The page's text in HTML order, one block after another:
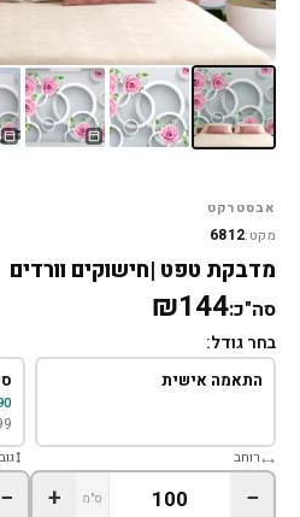
אבסטרקט
מקט:6812
מדבקת טפט |חישוקים וורדים
סה"כ:₪144
בחר גודל:
התאמה אישית
390
רוחב
− ס"מ +
−